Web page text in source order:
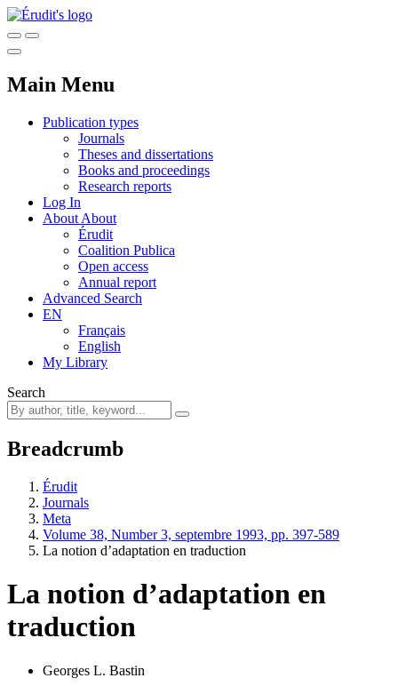
Main Menu
Publication types
Journals
Theses and dissertations
Books and proceedings
Research reports
Log In
About About
Érudit
Coalition Publica
Open access
Annual report
Advanced Search
EN
Français
English
My Library
Search
Breadcrumb
Érudit
Journals
Meta
Volume 38, Number 3, septembre 1993, pp. 397-589
La notion d’adaptation en traduction
La notion d’adaptation en
traduction
Georges L. Bastin